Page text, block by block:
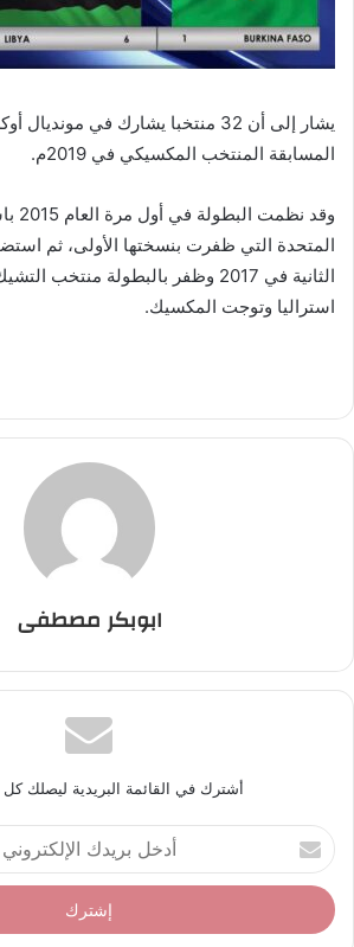
يشار إلى أن 32 منتخبا يشارك في
المسابقة المنتخب المكسيكي في 2019م.
وقد
المتحدة التي ظفرت بنسختها الأولى، ثم
استراليا وتوجت المكسيك.
ابوبكر مصطفى
أشترك في القائمة البريدية ليصلك
أ
د
خ
ل